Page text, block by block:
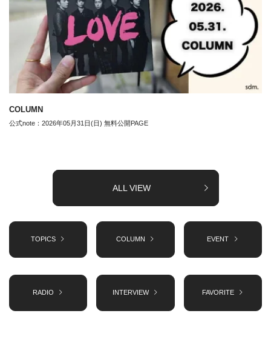
COLUMN
公式note：2026年05月31日(日) 無料公開PAGE
ALL VIEW
TOPICS COLUMN EVENT
RADIO INTERVIEW FAVORITE